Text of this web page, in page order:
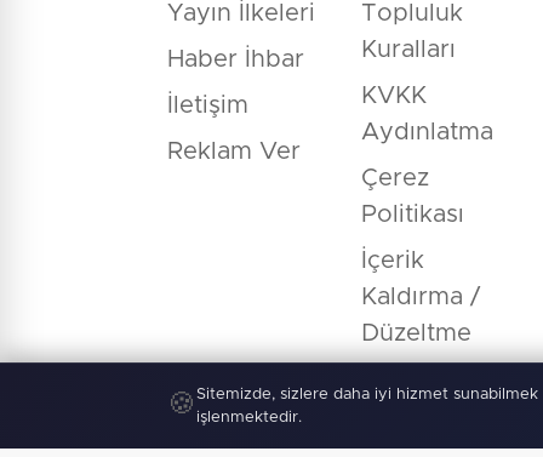
Yayın İlkeleri
Haber İhbar
İletişim
Reklam Ver
Topluluk
Kuralları
KVKK
Aydınlatma
Çerez
Politikası
İçerik
Kaldırma /
Düzeltme
🍪 Sitemizde, sizlere daha iyi hizmet sunabilmek
işlenmektedir.